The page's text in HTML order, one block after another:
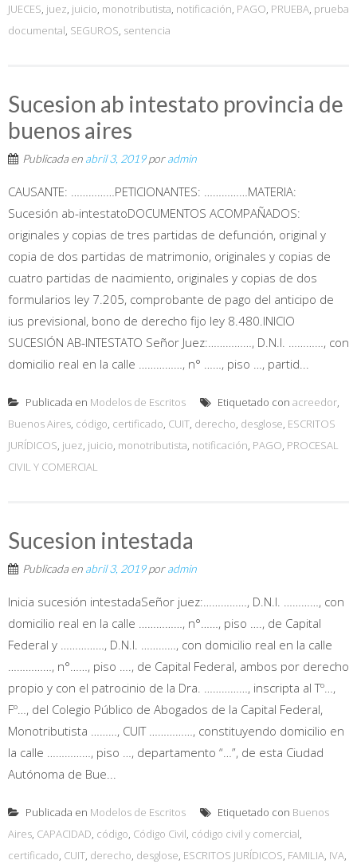
JUECES, juez, juicio, monotributista, notificación, PAGO, PRUEBA, prueba
documental, SEGUROS, sentencia
Sucesion ab intestato provincia de
buenos aires
Publicada en abril 3, 2019poradmin
CAUSANTE: ……………PETICIONANTES: ……………MATERIA:
Sucesión ab-intestatoDOCUMENTOS ACOMPAÑADOS:
originales y copias de tres partidas de defunción, original y
copia de dos partidas de matrimonio, originales y copias de
cuatro partidas de nacimiento, originales y copias de dos
formularios ley 7.205, comprobante de pago del anticipo de
ius previsional, bono de derecho fijo ley 8.480.INICIO
SUCESIÓN AB-INTESTATO Señor Juez:……………, D.N.I. …………, con
domicilio real en la calle ……………, n° ……, piso …, partid...
Publicada en Modelos de Escritos Etiquetado con acreedor,
Buenos Aires, código, certificado, CUIT, derecho, desglose, ESCRITOS
JURÍDICOS, juez, juicio, monotributista, notificación, PAGO, PROCESAL
CIVIL Y COMERCIAL
Sucesion intestada
Publicada en abril 3, 2019poradmin
Inicia sucesión intestadaSeñor juez:……………, D.N.I. …………, con
domicilio real en la calle ……………, n°……, piso …., de Capital
Federal y ……………, D.N.I. …………, con domicilio real en la calle
……………, n°……, piso …., de Capital Federal, ambos por derecho
propio y con el patrocinio de la Dra. ……………, inscripta al Tº…,
Fº…, del Colegio Público de Abogados de la Capital Federal,
Monotributista ………, CUIT ……………, constituyendo domicilio en
la calle ……………, piso …, departamento “…”, de esta Ciudad
Autónoma de Bue...
Publicada en Modelos de Escritos Etiquetado con Buenos
Aires, CAPACIDAD, código, Código Civil, código civil y comercial,
certificado, CUIT, derecho, desglose, ESCRITOS JURÍDICOS, FAMILIA, IVA,